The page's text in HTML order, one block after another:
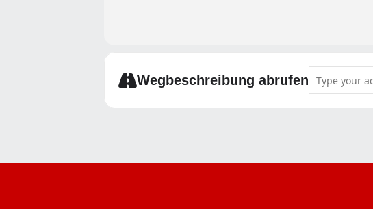
Wegbeschreibung abrufen